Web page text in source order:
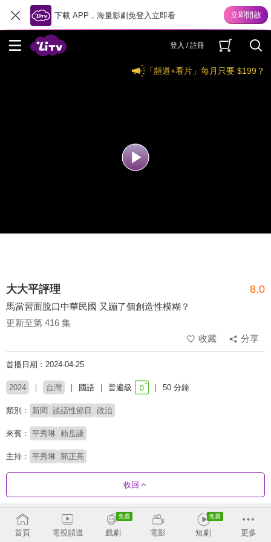
下載 APP，海量影劇免登入立即看
登入 / 註冊
「頻道+看片」每月只要 $199？
大大平評理 8.0
馬當習面脫口中華民國 又蹦了個創造性模糊？
更新至第 416 集
收藏
分享
首播日期：2024-04-25
2024 台灣 國語 普遍級 50 分鐘
類別： 新聞 談話性節目 政治
來賓： 平秀琳 賴岳謙
主持： 平秀琳 郭正亮
收回
劇集列表 反序 收合
首頁 電視頻道 戲劇 電影 短劇 更多